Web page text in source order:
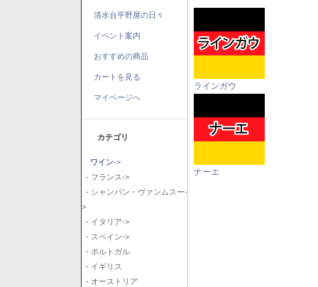
清水台平野屋の日々
イベント案内
おすすめの商品
カートを見る
マイページへ
カテゴリ
ワイン->
- フランス->
- シャンパン・ヴァンムスー-
>
- イタリア->
- スペイン->
- ポルトガル
- イギリス
- オーストリア
ラインガウ
ナーエ